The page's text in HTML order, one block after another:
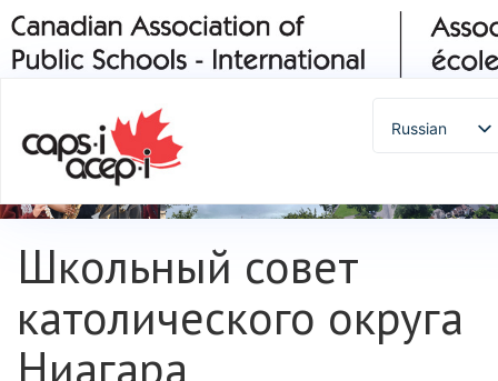
Russian
Portuguese
Школьный совет
католического округа
Ниагара